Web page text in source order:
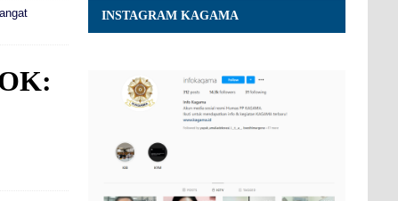
INSTAGRAM KAGAMA